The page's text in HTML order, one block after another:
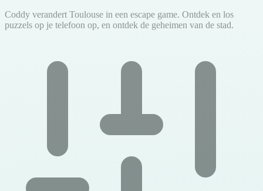
Coddy verandert Toulouse in een escape game. Ontdek en los
puzzels op je telefoon op, en ontdek de geheimen van de stad.